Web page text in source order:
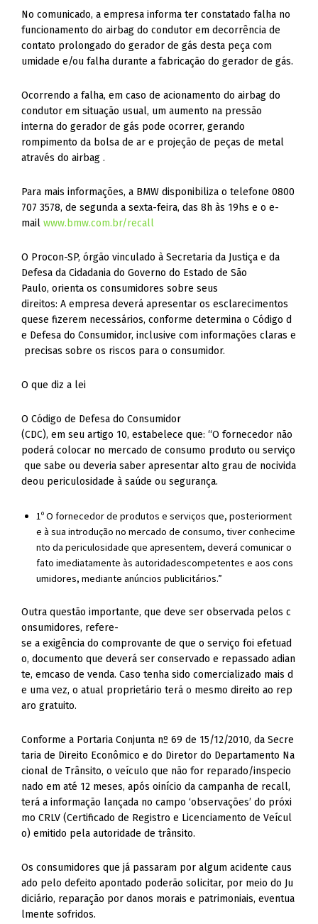
No comunicado, a empresa informa ter constatado falha no
funcionamento do airbag do condutor em decorrência de
contato prolongado do gerador de gás desta peça com
umidade e/ou falha durante a fabricação do gerador de gás.
Ocorrendo a falha, em caso de acionamento do airbag do
condutor em situação usual, um aumento na pressão
interna do gerador de gás pode ocorrer, gerando
rompimento da bolsa de ar e projeção de peças de metal
através do airbag .
Para mais informações, a BMW disponibiliza o telefone 0800
707 3578, de segunda a sexta-feira, das 8h às 19hs e o e-
mailwww.bmw.com.br/recall
O Procon-SP, órgão vinculado à Secretaria da Justiça e da
Defesa da Cidadania do Governo do Estado de São
Paulo, orienta os consumidores sobre seus
direitos: A empresa deverá apresentar os esclarecimentos
quese fizerem necessários, conforme determina o Código d
e Defesa do Consumidor, inclusive com informações claras e
precisas sobre os riscos para o consumidor.
O que diz a lei
O Código de Defesa do Consumidor
(CDC), em seu artigo 10, estabelece que: “O fornecedor não
poderá colocar no mercado de consumo produto ou serviço
que sabe ou deveria saber apresentar alto grau de nocivida
deou periculosidade à saúde ou segurança.
1º O fornecedor de produtos e serviços que, posteriorment
e à sua introdução no mercado de consumo, tiver conhecime
nto da periculosidade que apresentem, deverá comunicar o
fato imediatamente às autoridadescompetentes e aos cons
umidores, mediante anúncios publicitários.”
Outra questão importante, que deve ser observada pelos c
onsumidores, refere-
se a exigência do comprovante de que o serviço foi efetuad
o, documento que deverá ser conservado e repassado adian
te, emcaso de venda. Caso tenha sido comercializado mais d
e uma vez, o atual proprietário terá o mesmo direito ao rep
aro gratuito.
Conforme a Portaria Conjunta nº 69 de 15/12/2010, da Secre
taria de Direito Econômico e do Diretor do Departamento Na
cional de Trânsito, o veículo que não for reparado/inspecio
nado em até 12 meses, após oinício da campanha de recall,
terá a informação lançada no campo ‘observações’ do próxi
mo CRLV (Certificado de Registro e Licenciamento de Veícul
o) emitido pela autoridade de trânsito.
Os consumidores que já passaram por algum acidente caus
ado pelo defeito apontado poderão solicitar, por meio do Ju
diciário, reparação por danos morais e patrimoniais, eventua
lmente sofridos.